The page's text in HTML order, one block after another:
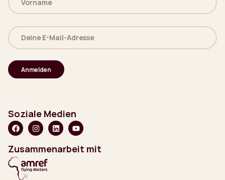
(erforderlich)
Deine
E-
Mail-
(erforderlich)
Soziale Medien
Zusammenarbeit mit